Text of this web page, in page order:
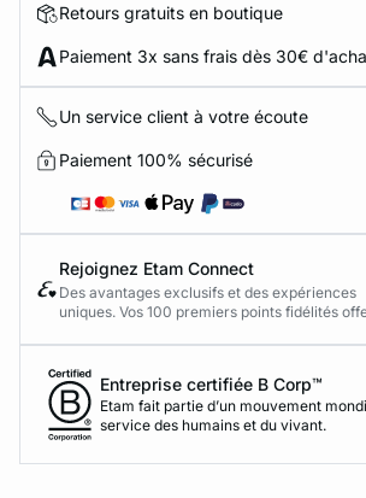
Retours gratuits en boutique
Paiement 3x sans frais dès 30€
Un service client à votre écoute
Paiement 100% sécurisé
Rejoignez Etam Connect
Des avantages exclusifs et des expériences
uniques. Vos 100 premiers points fidélités
Entreprise certifiée B Corp™
Etam fait partie d’un mouvement
service des humains et du vivant.